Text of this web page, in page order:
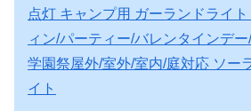
点灯 キャンプ用 ガーランドライ
ィン/パーティー/バレンタインデ
学園祭屋外/室外/室内/庭対応 ソー
イト